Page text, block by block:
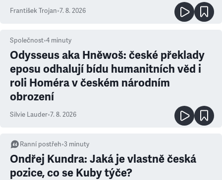
František Trojan•7. 8. 2026
Společnost•4 minuty
Odysseus aka Hněwoš: české překlady
eposu odhalují bídu humanitních věd i
roli Homéra v českém národním
obrození
Silvie Lauder•7. 8. 2026
Ranní postřeh•3 minuty
Ondřej Kundra: Jaká je vlastně česká
pozice, co se Kuby týče?